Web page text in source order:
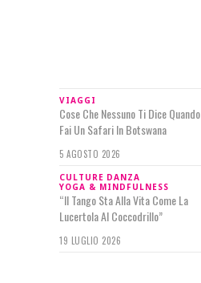
VIAGGI
Cose Che Nessuno Ti Dice Quando
Fai Un Safari In Botswana
5 AGOSTO 2026
CULTURE DANZA
YOGA & MINDFULNESS
“Il Tango Sta Alla Vita Come La
Lucertola Al Coccodrillo”
19 LUGLIO 2026